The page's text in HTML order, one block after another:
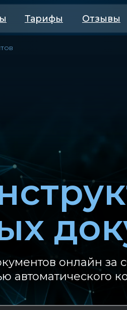
Отзывы
Тарифы
онлайн за
автоматического